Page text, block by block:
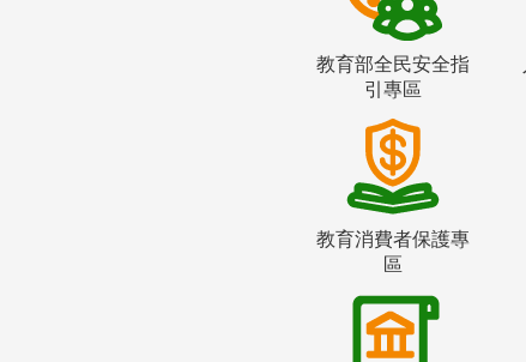
教育部全民安全指
引專區
教育消費者保護專
區